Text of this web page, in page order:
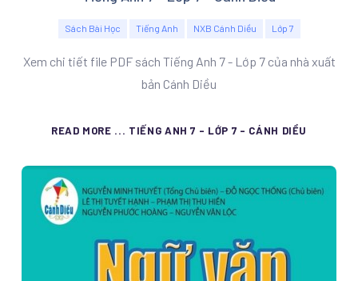
Sách Bài Học Tiếng Anh NXB Cánh Diều Lớp 7
Xem chi tiết file PDF sách Tiếng Anh 7 - Lớp 7 của nhà xuất
bản Cánh Diều
READ MORE ... TIẾNG ANH 7 - LỚP 7 - CÁNH DIỀU